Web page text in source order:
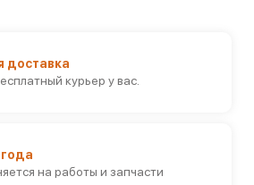
доставка
курьер у вас.
года
на работы и запчасти